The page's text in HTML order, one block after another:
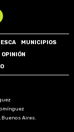
MUNICIPIOS
OPINIÓN
Buenos Aires.